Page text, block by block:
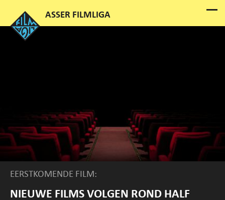
EERSTKOMENDE FILM:
NIEUWE FILMS VOLGEN ROND HALF